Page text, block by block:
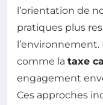
l’orientation de
pratiques plus
l’environnement.
comme la taxe
engagement
Ces approches